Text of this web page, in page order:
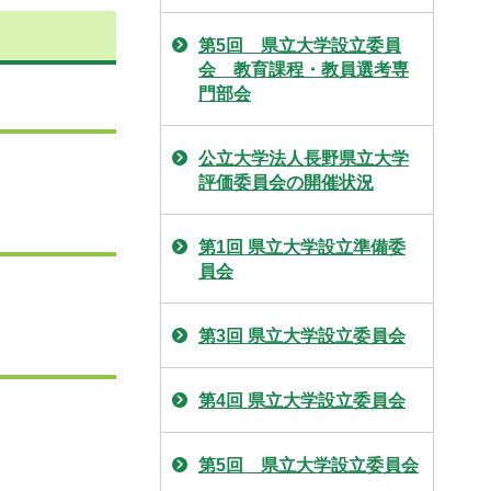
第5回 県立大学設立委員
会 教育課程・教員選考専
門部会
公立大学法人長野県立大学
評価委員会の開催状況
第1回 県立大学設立準備委
員会
第3回 県立大学設立委員会
第4回 県立大学設立委員会
第5回 県立大学設立委員会